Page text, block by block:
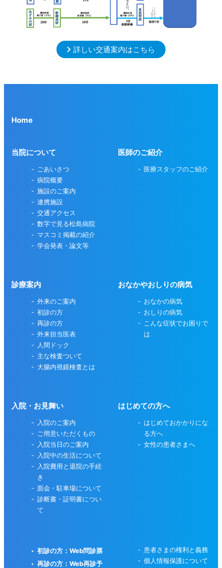
詳しい交通案内はこちら
Home
当院について
ごあいさつ
病院概要
施設のご案内
連携施設
交通アクセス
数字で見る松島病院
マスコミ掲載の紹介
学会発表・論文等
医師のご紹介
医療スタッフのご紹介
診療案内
外来のご案内
初診の方
再診の方
外来担当医表
人間ドック
主な検査ついて
大腸内視鏡検査とは
おなかやおしりの病気
おなかの病気
おしりの病気
こんな症状でお困りで
は
入院・お見舞い
入院のご案内
ご用意いただくもの
入院当日のご案内
入院中の生活について
入院費用と退院の手続
き
面会・駐車場について
診断書・証明書につい
て
はじめての方へ
はじめておかかりにな
る方へ
女性の患者さまへ
初診の方：Web問診票
再診の方：Web再診予
患者さまの権利と義務
個人情報保護について